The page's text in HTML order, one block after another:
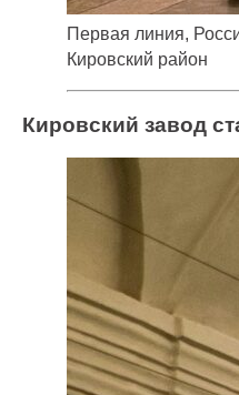
Первая линия,
Кировский район
Кировский завод